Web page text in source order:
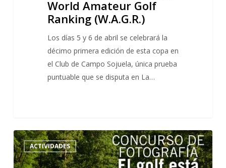
World Amateur Golf
Ranking (W.A.G.R.)
Los días 5 y 6 de abril se celebrará la
décimo primera edición de esta copa en
el Club de Campo Sojuela, única prueba
puntuable que se disputa en La…
Concurso
de
fotografía
ACTIVIDADES 1